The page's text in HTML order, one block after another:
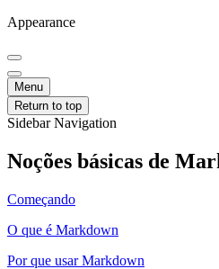
Appearance
Menu
Return to top
Sidebar Navigation
Noções básicas de
Começando
O que é Markdown
Por que usar Markdown